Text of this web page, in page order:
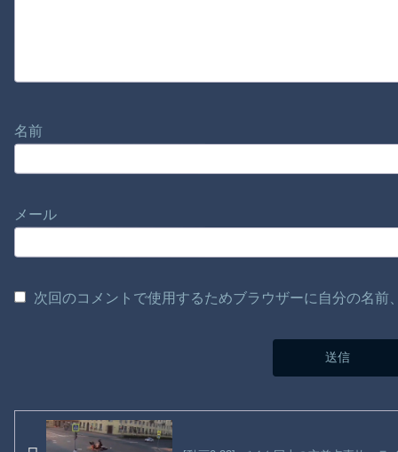
名前
メール
次回のコメントで使用するためブラウザーに自分の名